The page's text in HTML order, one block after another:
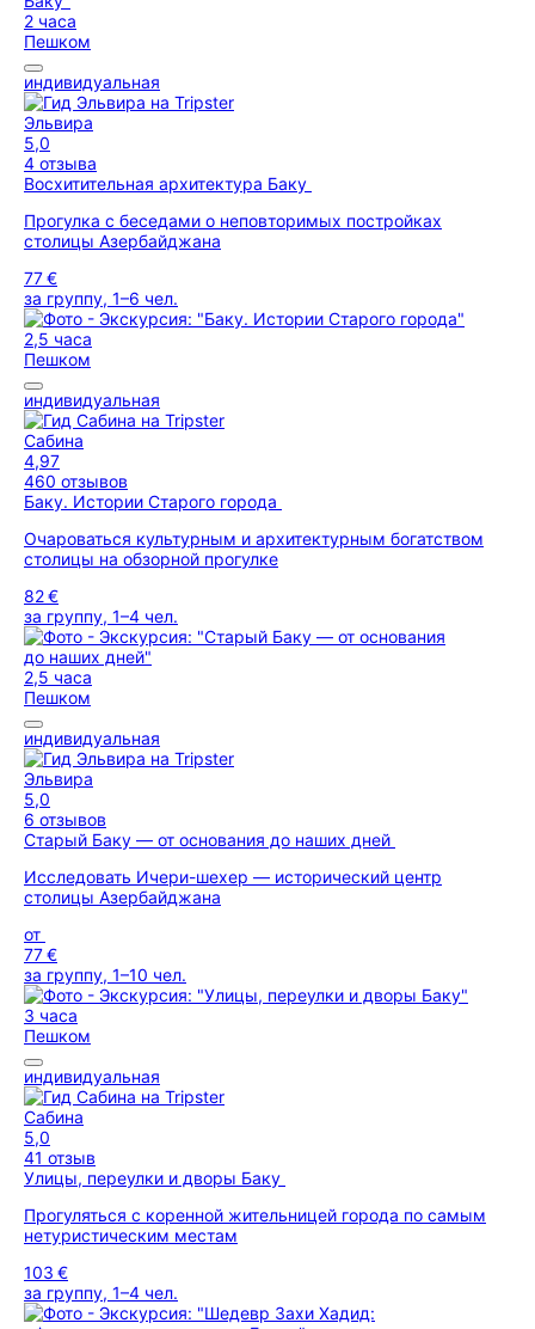
2 часа
Пешком
индивидуальная
Эльвира
5,0
4 отзыва
Восхитительная архитектура Баку
Прогулка с беседами о неповторимых постройках
столицы Азербайджана
77 €
за группу, 1–6 чел.
2,5 часа
Пешком
индивидуальная
Сабина
4,97
460 отзывов
Баку. Истории Старого города
Очароваться культурным и архитектурным богатством
столицы на обзорной прогулке
82 €
за группу, 1–4 чел.
2,5 часа
Пешком
индивидуальная
Эльвира
5,0
6 отзывов
Старый Баку — от основания до наших дней
Исследовать Ичери-шехер — исторический центр
столицы Азербайджана
от
77 €
за группу, 1–10 чел.
3 часа
Пешком
индивидуальная
Сабина
5,0
41 отзыв
Улицы, переулки и дворы Баку
Прогуляться с коренной жительницей города по самым
нетуристическим местам
103 €
за группу, 1–4 чел.